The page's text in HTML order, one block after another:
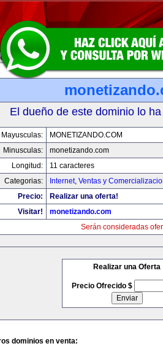
El dueño de este dominio lo
Mayusculas:
MONETIZANDO.COM
Minusculas:
monetizando.com
Longitud:
11 caracteres
Categorias:
Internet, Ventas y
Precio:
Realizar una oferta!
Visitar!
monetizando.com
Serán consideradas
Realizar una Oferta
Precio Ofrecido $
dominios en venta: